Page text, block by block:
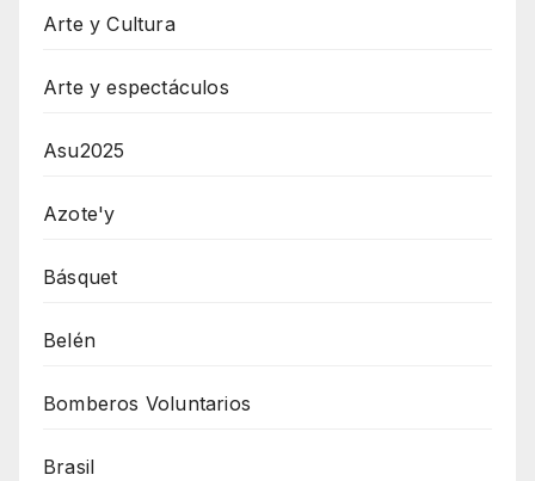
Arte y Cultura
Arte y espectáculos
Asu2025
Azote'y
Básquet
Belén
Bomberos Voluntarios
Brasil